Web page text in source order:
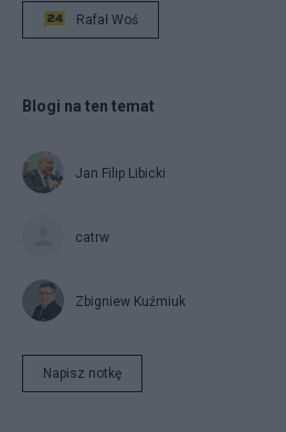
Rafał Woś
Blogi na ten temat
Jan Filip Libicki
catrw
Zbigniew Kuźmiuk
Napisz notkę